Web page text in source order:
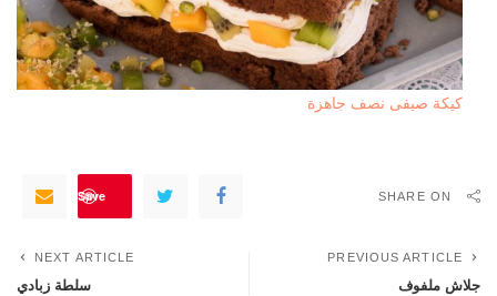
كيكة صيفى نصف جاهزة
SHARE ON
Save
PREVIOUS ARTICLE
جلاش ملفوف
NEXT ARTICLE
سلطة زبادي